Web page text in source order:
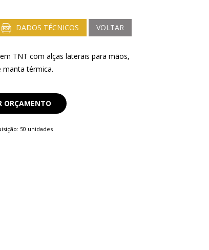
DADOS TÉCNICOS VOLTAR
TNT com alças laterais para mãos,
térmica.
ORÇAMENTO
50 unidades